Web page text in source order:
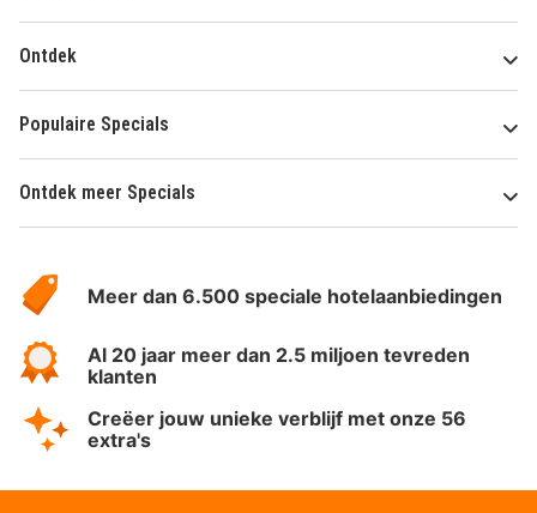
Ontdek
Populaire Specials
Ontdek meer Specials
HotelSpecials
Meer dan 6.500 speciale hotelaanbiedingen
Al 20 jaar meer dan 2.5 miljoen tevreden
klanten
Creëer jouw unieke verblijf met onze 56
extra's